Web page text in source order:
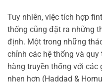
Tuy nhiên, việc tích hợp
thống cũng đặt ra những
định. Một trong những
chỉnh các hệ thống và
hàng truyền thống với
nhẹn hơn (Haddad &